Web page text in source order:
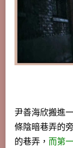
尹善海欣搬進
條陰暗巷弄的
的巷弄， 而第